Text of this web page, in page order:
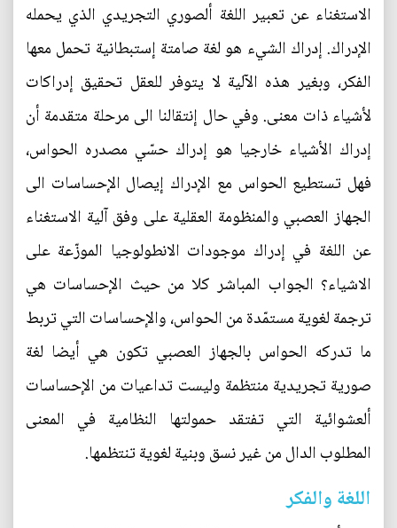
الاستغناء عن تعبير اللغة ألصوري التجريدي الذي يحمله
الإدراك. إدراك الشيء هو لغة صامتة إستبطانية تحمل معها
الفكر، وبغير هذه الآلية لا يتوفر للعقل تحقيق إدراكات
لأشياء ذات معنى. وفي حال إنتقالنا الى مرحلة متقدمة أن
إدراك الأشياء خارجيا هو إدراك حسّي مصدره الحواس،
فهل تستطيع الحواس مع الإدراك إيصال الإحساسات الى
الجهاز العصبي والمنظومة العقلية على وفق آلية الاستغناء
عن اللغة في إدراك موجودات الانطولوجيا الموزّعة على
الاشياء؟ الجواب المباشر كلا من حيث الإحساسات هي
ترجمة لغوية مستمّدة من الحواس، والإحساسات التي تربط
ما تدركه الحواس بالجهاز العصبي تكون هي أيضا لغة
صورية تجريدية منتظمة وليست تداعيات من الإحساسات
ألعشوائية التي تفتقد حمولتها النظامية في المعنى
المطلوب الدال من غير نسق وبنية لغوية تنتظمها.
اللغة والفكر